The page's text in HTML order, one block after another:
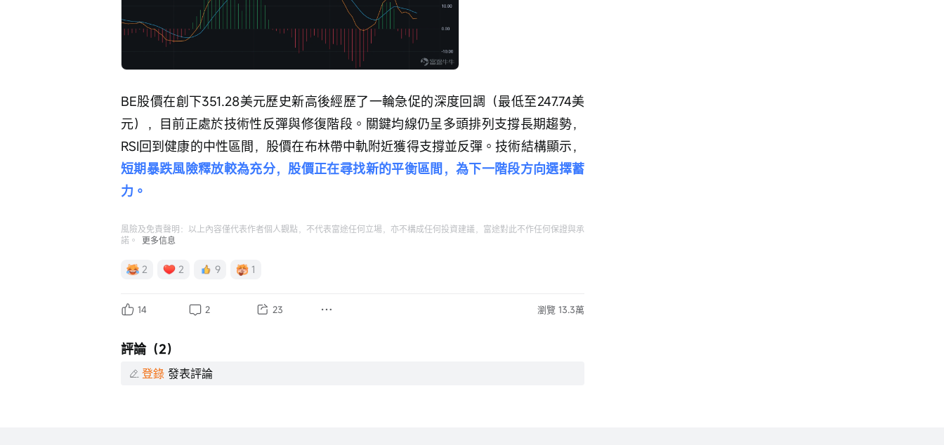
BE股價在創下351.28美元歷史新高後經歷了一輪急促的深度回調（最低至247.74美
元），目前正處於技術性反彈與修復階段。關鍵均線仍呈多頭排列支撐長期趨勢，
RSI回到健康的中性區間，股價在布林帶中軌附近獲得支撐並反彈。技術結構顯示，
短期暴跌風險釋放較為充分，股價正在尋找新的平衡區間，為下一階段方向選擇蓄
力。
風險及免責聲明：以上內容僅代表作者個人觀點，不代表富途任何立場，亦不構成任何投資建議，富途對此不作任何保證與承
諾。
更多信息
2 2 9 1
14 2 23 瀏覽 13.3萬
評論（2）
登錄 發表評論